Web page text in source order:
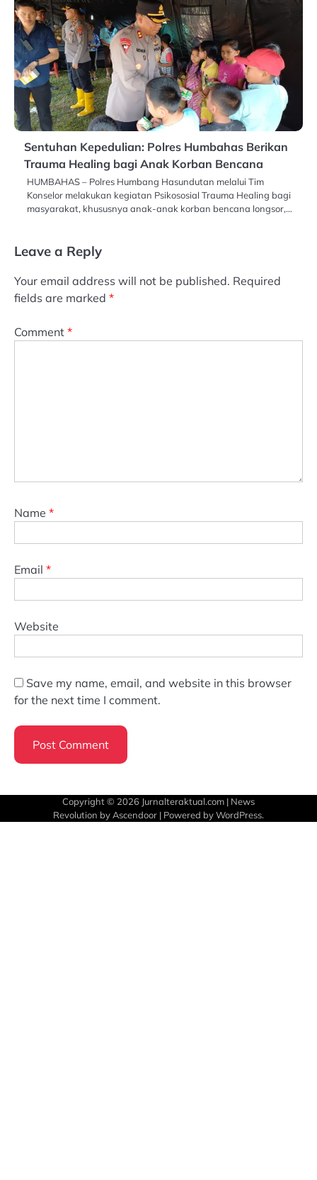
Sentuhan Kepedulian: Polres Humbahas Berikan
Trauma Healing bagi Anak Korban Bencana
HUMBAHAS – Polres Humbang Hasundutan melalui Tim
Konselor melakukan kegiatan Psikososial Trauma Healing bagi
masyarakat, khususnya anak-anak korban bencana longsor,…
Leave a Reply
Your email address will not be published. Required
fields are marked *
Comment *
Name *
Email *
Website
Save my name, email, and website in this browser
for the next time I comment.
Copyright © 2026 Jurnalteraktual.com | News
Revolution by Ascendoor | Powered byWordPress.